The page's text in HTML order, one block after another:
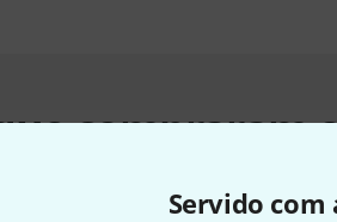
Servido com
compraram